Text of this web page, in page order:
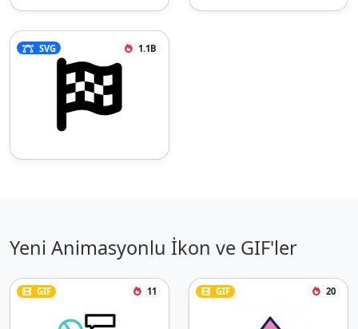
SVG 1.1B
Yeni Animasyonlu İkon ve GIF'ler
GIF 11 GIF 20